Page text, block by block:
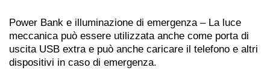
Power Bank e illuminazione di emergenza – La luce
meccanica può essere utilizzata anche come porta di
uscita USB extra e può anche caricare il telefono e altri
dispositivi in ​​caso di emergenza.